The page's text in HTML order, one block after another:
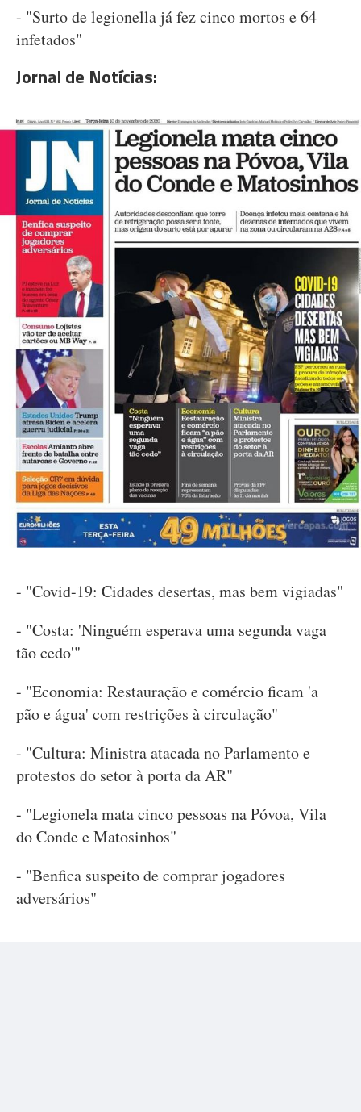
- "Surto de legionella já fez cinco mortos e 64
infetados"
Jornal de Notícias:
- "Covid-19: Cidades desertas, mas bem vigiadas"
- "Costa: 'Ninguém esperava uma segunda vaga
tão cedo'"
- "Economia: Restauração e comércio ficam 'a
pão e água' com restrições à circulação"
- "Cultura: Ministra atacada no Parlamento e
protestos do setor à porta da AR"
- "Legionela mata cinco pessoas na Póvoa, Vila
do Conde e Matosinhos"
- "Benfica suspeito de comprar jogadores
adversários"